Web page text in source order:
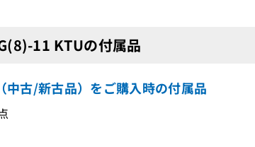
11 KTUの付属品
古/新古品）をご購入時の付属品